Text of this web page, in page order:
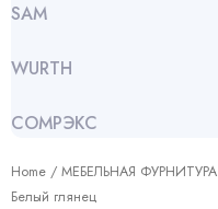
SАМ
WURTH
СОМРЭКС
Home / МЕБЕЛЬНАЯ ФУРНИТУРА
Белый глянец